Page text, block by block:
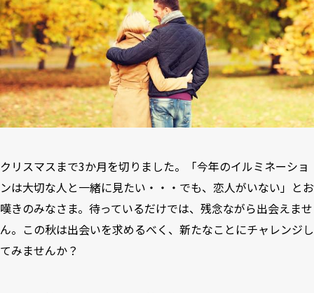
クリスマスまで3か月を切りました。「今年のイルミネーショ
ンは大切な人と一緒に見たい・・・でも、恋人がいない」とお
嘆きのみなさま。待っているだけでは、残念ながら出会えませ
ん。この秋は出会いを求めるべく、新たなことにチャレンジし
てみませんか？